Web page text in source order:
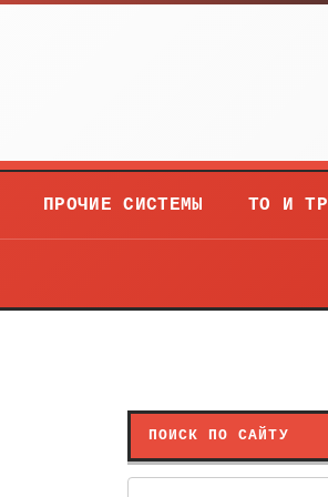
ПРОЧИЕ СИСТЕМЫ ТО И ТР
ПОИСК ПО САЙТУ